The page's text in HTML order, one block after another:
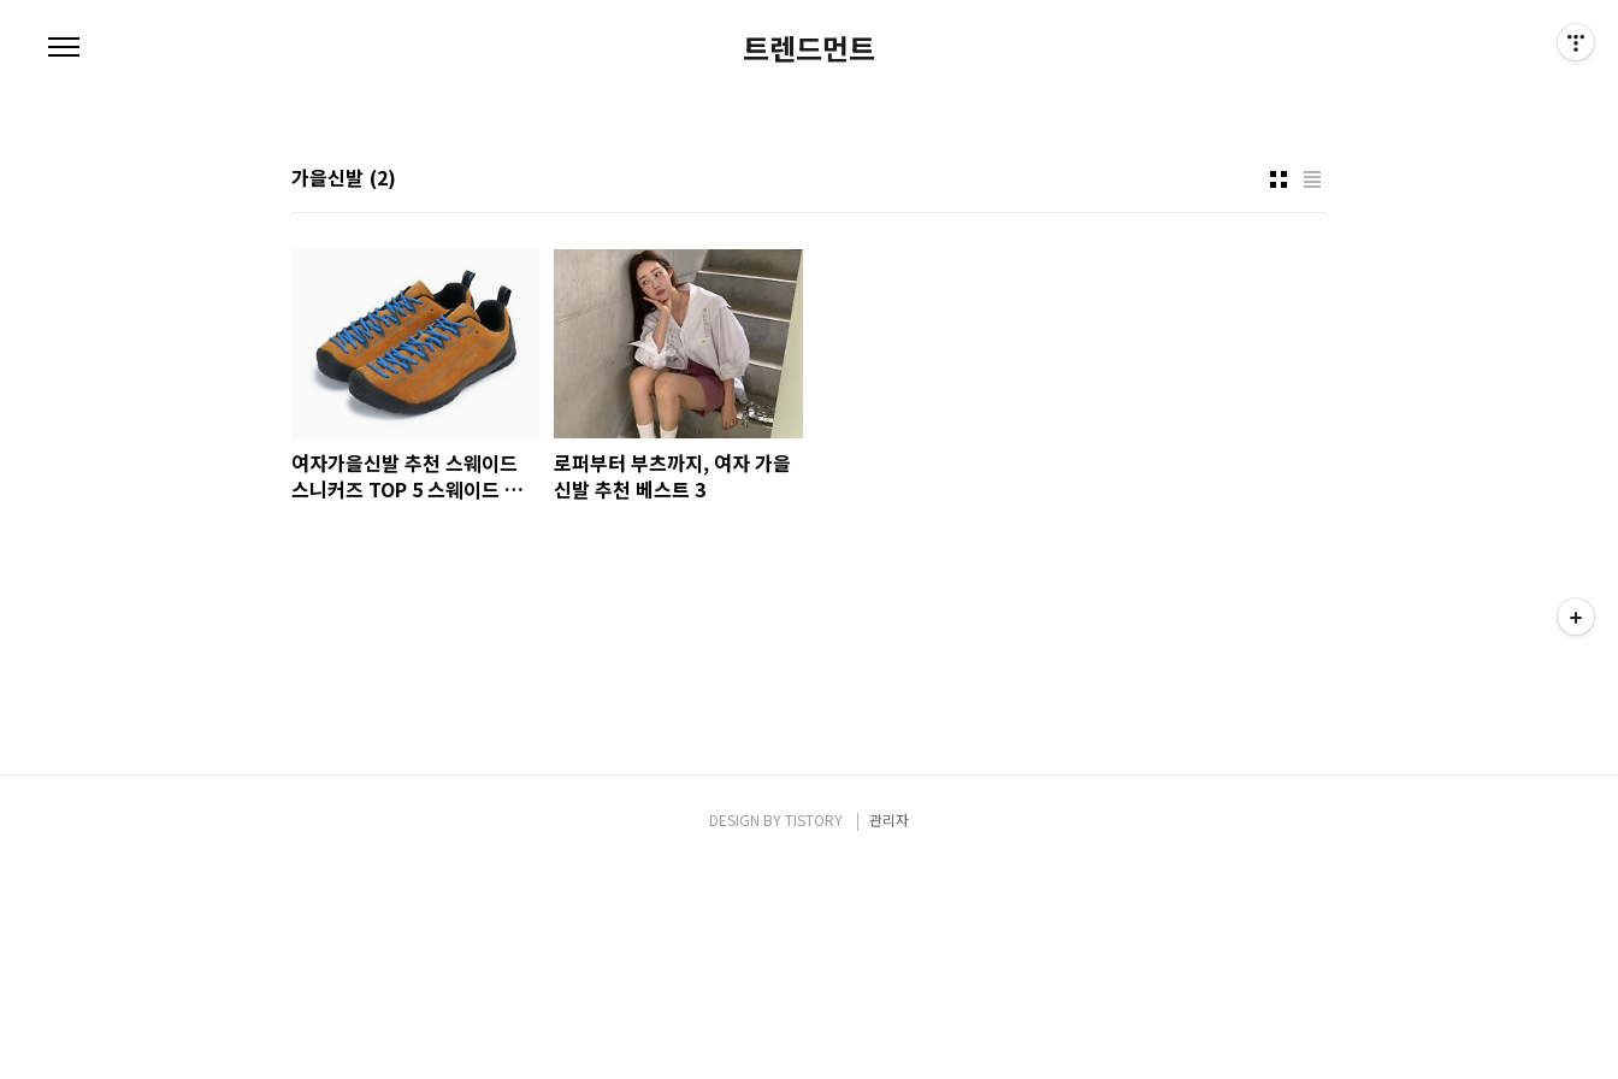
트렌드먼트
가을신발 (2)
여자가을신발 추천 스웨이드
스니커즈 TOP 5 스웨이드 신
로퍼부터 부츠까지, 여자 가을
신발 추천 베스트 3
DESIGN BYTISTORY 관리자